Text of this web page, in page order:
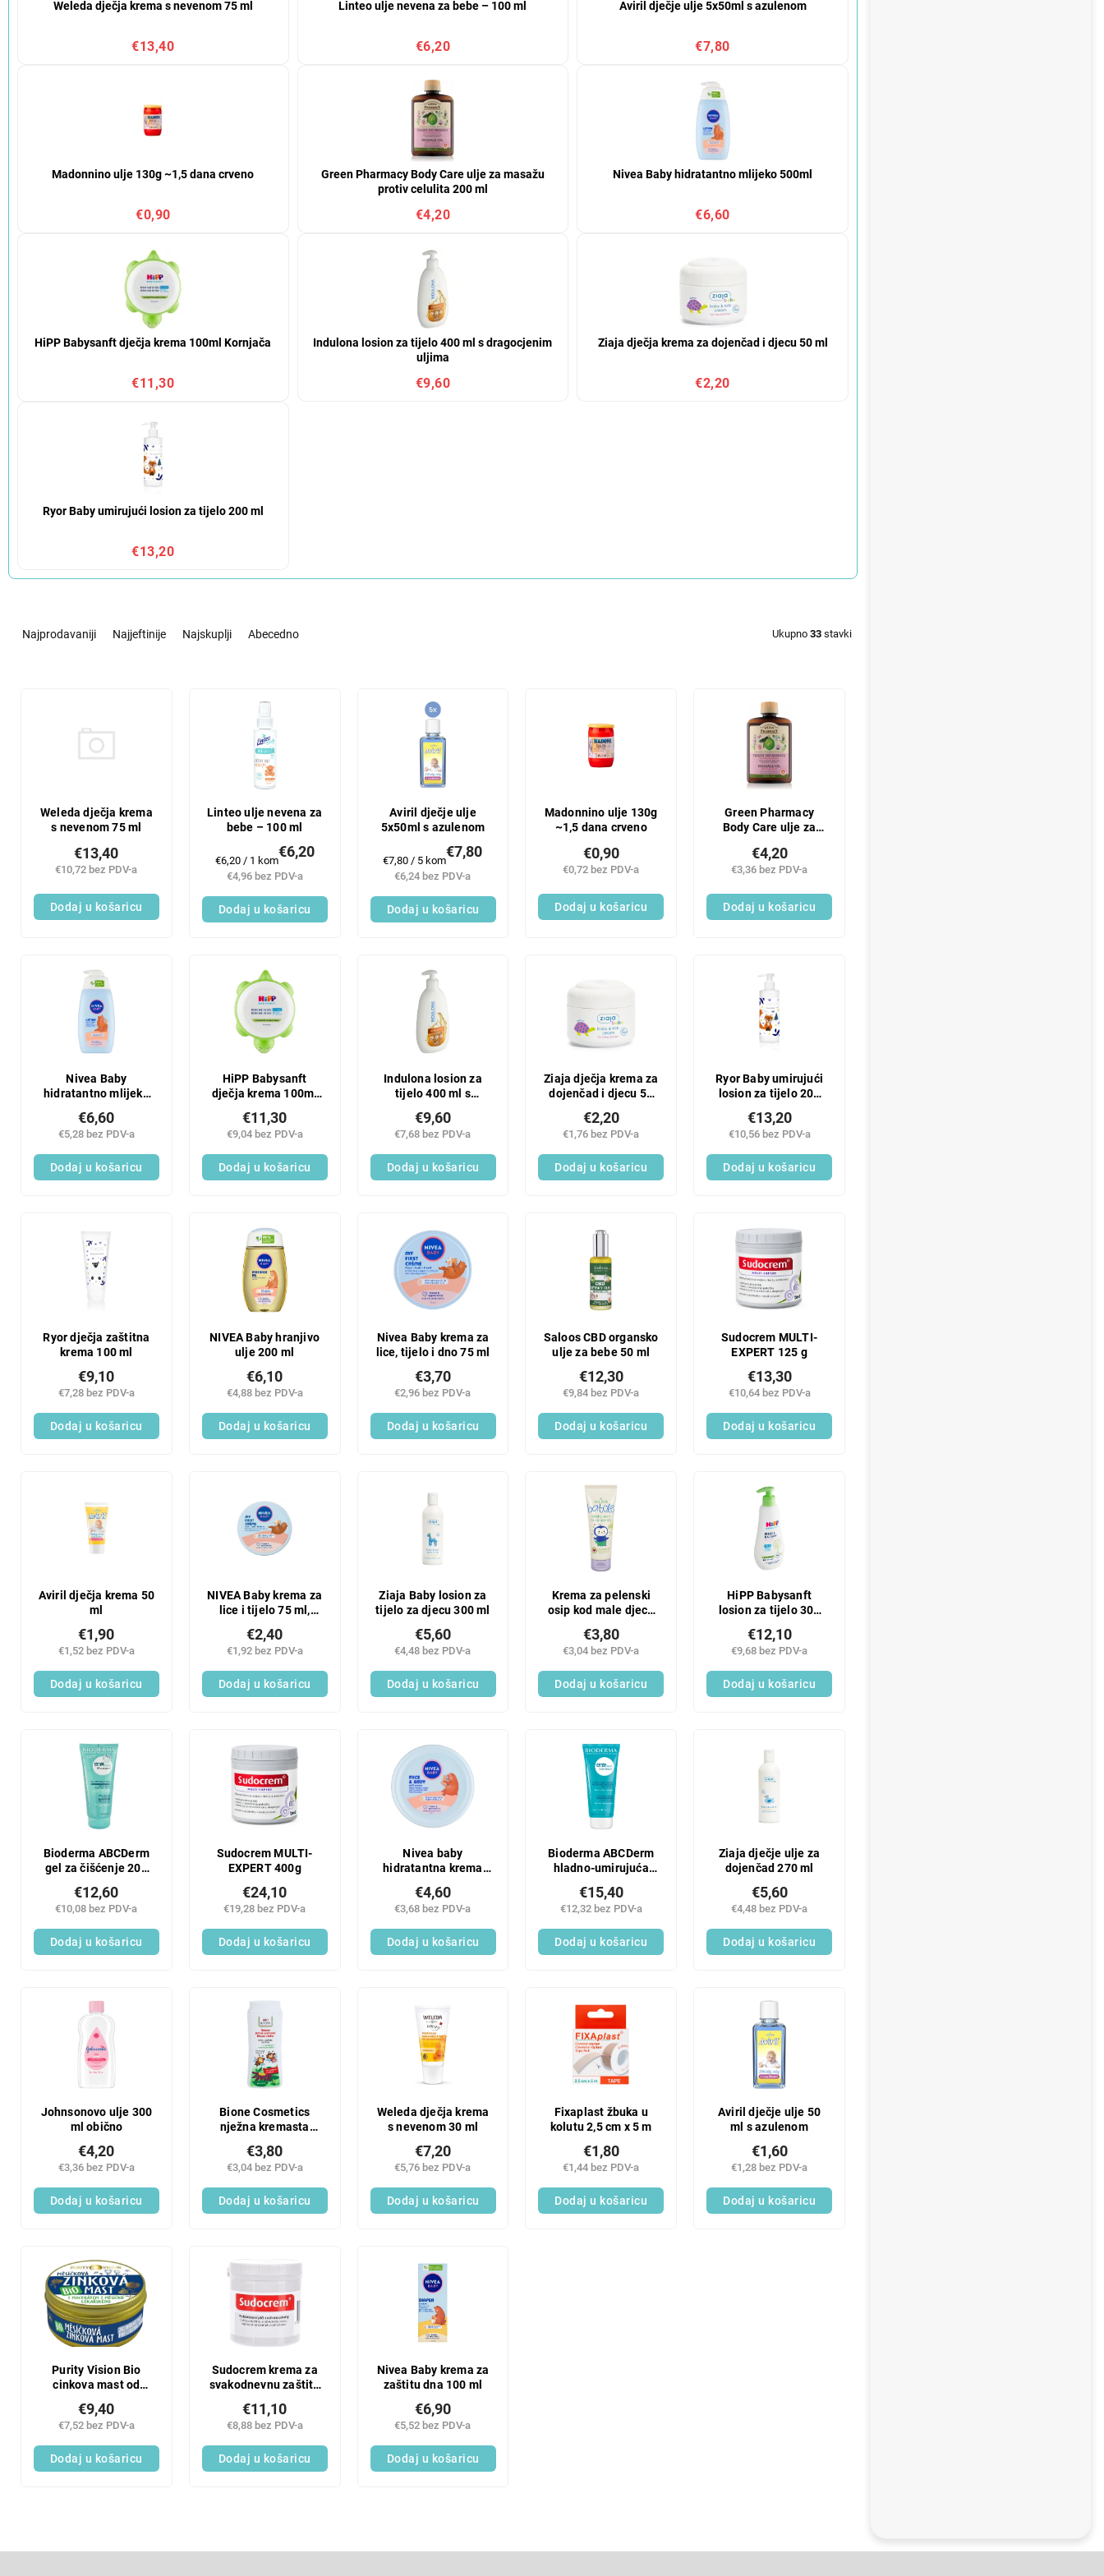
Weleda dječja krema s nevenom 75 ml
€13,40
Linteo ulje nevena za bebe – 100 ml
€6,20
Aviril dječje ulje 5x50ml s azulenom
€7,80
Madonnino ulje 130g ~1,5 dana crveno
€0,90
Green Pharmacy Body Care ulje za masažu
protiv celulita 200 ml
€4,20
Nivea Baby hidratantno mlijeko 500ml
€6,60
HiPP Babysanft dječja krema 100ml Kornjača
€11,30
Indulona losion za tijelo 400 ml s dragocjenim
uljima
€9,60
Ziaja dječja krema za dojenčad i djecu 50 ml
€2,20
Ryor Baby umirujući losion za tijelo 200 ml
€13,20
Najprodavaniji Najjeftinije Najskuplji Abecedno Ukupno 33 stavki
Weleda dječja krema
s nevenom 75 ml
€10,72 bez PDV-a
€13,40
Dodaj u košaricu
Linteo ulje nevena za
bebe – 100 ml
€4,96 bez PDV-a
€6,20
Mjerenje
cijene:
€6,20 / 1 kom
Dodaj u košaricu
Aviril dječje ulje
5x50ml s azulenom
€6,24 bez PDV-a
€7,80
Mjerenje
cijene:
€7,80 / 5 kom
Dodaj u košaricu
Madonnino ulje 130g
~1,5 dana crveno
€0,72 bez PDV-a
€0,90
Dodaj u košaricu
Green Pharmacy
Body Care ulje za
celulita 200 ml
€3,36 bez PDV-a
€4,20
Dodaj u košaricu
Nivea Baby
hidratantno mlijeko
€5,28 bez PDV-a
€6,60
Dodaj u košaricu
HiPP Babysanft
dječja krema 100ml
€9,04 bez PDV-a
€11,30
Dodaj u košaricu
Indulona losion za
tijelo 400 ml s
€7,68 bez PDV-a
€9,60
Dodaj u košaricu
Ziaja dječja krema za
dojenčad i djecu 50
€1,76 bez PDV-a
€2,20
Dodaj u košaricu
Ryor Baby umirujući
losion za tijelo 200
€10,56 bez PDV-a
€13,20
Dodaj u košaricu
Ryor dječja zaštitna
krema 100 ml
€7,28 bez PDV-a
€9,10
Dodaj u košaricu
NIVEA Baby hranjivo
ulje 200 ml
€4,88 bez PDV-a
€6,10
Dodaj u košaricu
Nivea Baby krema za
lice, tijelo i dno 75 ml
€2,96 bez PDV-a
€3,70
Dodaj u košaricu
Saloos CBD organsko
ulje za bebe 50 ml
€9,84 bez PDV-a
€12,30
Dodaj u košaricu
Sudocrem MULTI-
EXPERT 125 g
€10,64 bez PDV-a
€13,30
Dodaj u košaricu
Aviril dječja krema 50
ml
€1,52 bez PDV-a
€1,90
Dodaj u košaricu
NIVEA Baby krema za
lice i tijelo 75 ml,
€1,92 bez PDV-a
€2,40
Dodaj u košaricu
Ziaja Baby losion za
tijelo za djecu 300 ml
€4,48 bez PDV-a
€5,60
Dodaj u košaricu
Krema za pelenski
osip kod male djece
€3,04 bez PDV-a
€3,80
Dodaj u košaricu
HiPP Babysanft
losion za tijelo 300
€9,68 bez PDV-a
€12,10
Dodaj u košaricu
Bioderma ABCDerm
gel za čišćenje 200
€10,08 bez PDV-a
€12,60
Dodaj u košaricu
Sudocrem MULTI-
EXPERT 400g
€19,28 bez PDV-a
€24,10
Dodaj u košaricu
Nivea baby
hidratantna krema
€3,68 bez PDV-a
€4,60
Dodaj u košaricu
Bioderma ABCDerm
hladno-umirujuća
€12,32 bez PDV-a
€15,40
Dodaj u košaricu
Ziaja dječje ulje za
dojenčad 270 ml
€4,48 bez PDV-a
€5,60
Dodaj u košaricu
Johnsonovo ulje 300
ml obično
€3,36 bez PDV-a
€4,20
Dodaj u košaricu
Bione Cosmetics
nježna kremasta
djecu 200 ml
€3,04 bez PDV-a
€3,80
Dodaj u košaricu
Weleda dječja krema
s nevenom 30 ml
€5,76 bez PDV-a
€7,20
Dodaj u košaricu
Fixaplast žbuka u
kolutu 2,5 cm x 5 m
€1,44 bez PDV-a
€1,80
Dodaj u košaricu
Aviril dječje ulje 50
ml s azulenom
€1,28 bez PDV-a
€1,60
Dodaj u košaricu
Purity Vision Bio
cinkova mast od
€7,52 bez PDV-a
€9,40
Dodaj u košaricu
Sudocrem krema za
svakodnevnu zaštitu
€8,88 bez PDV-a
€11,10
Dodaj u košaricu
Nivea Baby krema za
zaštitu dna 100 ml
€5,52 bez PDV-a
€6,90
Dodaj u košaricu
i